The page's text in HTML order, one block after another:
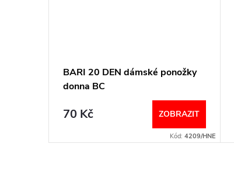
BARI 20 DEN dámské ponožky
donna BC
70 Kč ZOBRAZIT
Kód: 4209/HNE